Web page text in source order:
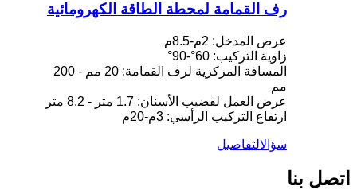
رف القمامة لمحطة الطاقة الكهرومائية
عرض المدخل: 2م-8.5م
زاوية التركيب: 60°-90°
المسافة المركزية لرف القمامة: 20 مم - 200
مم
عرض العمل لقضيب الأسنان: 1.7 متر - 8.2 متر
ارتفاع التركيب الرأسي: 3م-20م
سؤالالتفاصيل
اتصل بنا